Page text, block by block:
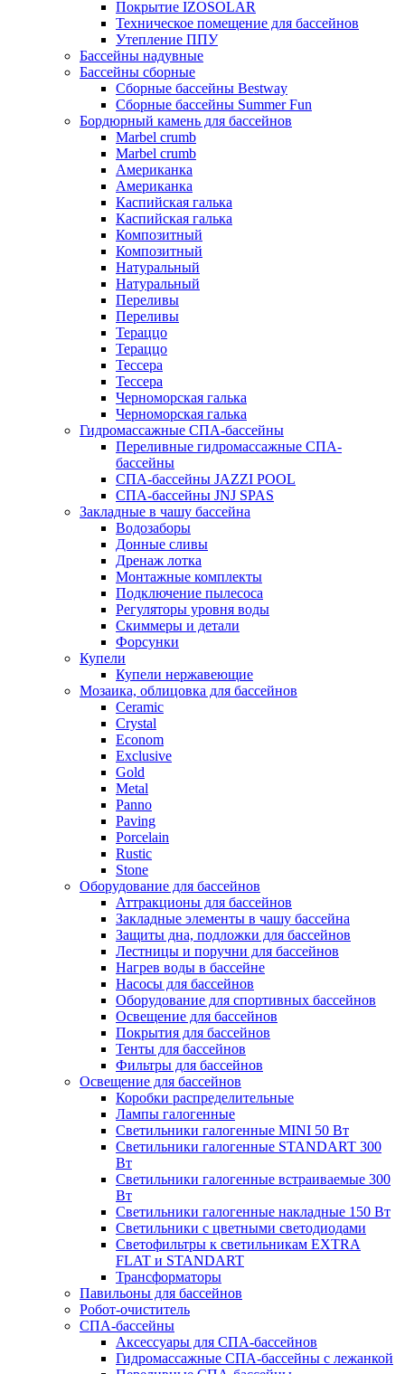
Покрытие IZOSOLAR
Техническое помещение для бассейнов
Утепление ППУ
Бассейны надувные
Бассейны сборные
Сборные бассейны Bestway
Сборные бассейны Summer Fun
Бордюрный камень для бассейнов
Marbel crumb
Marbel crumb
Американка
Американка
Каспийская галька
Каспийская галька
Композитный
Композитный
Натуральный
Натуральный
Переливы
Переливы
Тераццо
Тераццо
Тессера
Тессера
Черноморская галька
Черноморская галька
Гидромассажные СПА-бассейны
Переливные гидромассажные СПА-
бассейны
СПА-бассейны JAZZI POOL
СПА-бассейны JNJ SPAS
Закладные в чашу бассейна
Водозаборы
Донные сливы
Дренаж лотка
Монтажные комплекты
Подключение пылесоса
Регуляторы уровня воды
Скиммеры и детали
Форсунки
Купели
Купели нержавеющие
Мозаика, облицовка для бассейнов
Ceramic
Crystal
Econom
Exclusive
Gold
Metal
Panno
Paving
Porcelain
Rustic
Stone
Оборудование для бассейнов
Аттракционы для бассейнов
Закладные элементы в чашу бассейна
Защиты дна, подложки для бассейнов
Лестницы и поручни для бассейнов
Нагрев воды в бассейне
Насосы для бассейнов
Оборудование для спортивных бассейнов
Освещение для бассейнов
Покрытия для бассейнов
Тенты для бассейнов
Фильтры для бассейнов
Освещение для бассейнов
Коробки распределительные
Лампы галогенные
Светильники галогенные MINI 50 Вт
Светильники галогенные STANDART 300
Вт
Светильники галогенные встраиваемые 300
Вт
Светильники галогенные накладные 150 Вт
Светильники с цветными светодиодами
Светофильтры к светильникам EXTRA
FLAT и STANDART
Трансформаторы
Павильоны для бассейнов
Робот-очиститель
СПА-бассейны
Аксессуары для СПА-бассейнов
Гидромассажные СПА-бассейны с лежанкой